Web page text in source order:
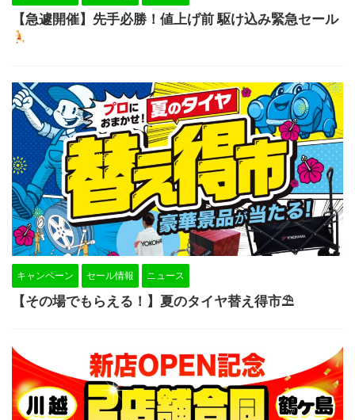
【急遽開催】先手必勝！値上げ前 駆け込み緊急セール
キャンペーン セール情報 ニュース
【その場でもらえる！】夏のタイヤ替え得市⛱